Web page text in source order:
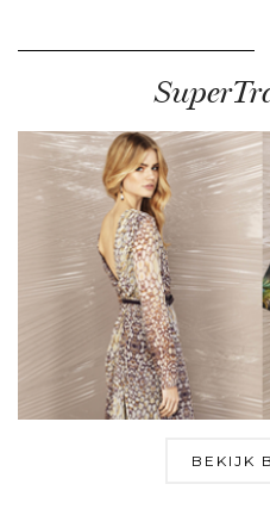
BEKIJK